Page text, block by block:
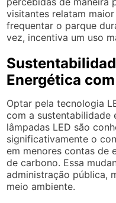
visitantes relatam
frequentar o parque
vez, incentiva um uso
Energética com
Optar pela tecnologia
com a sustentabilidade
lâmpadas LED são
significativamente o
em menores contas de
de carbono. Essa
administração pública,
meio ambiente.